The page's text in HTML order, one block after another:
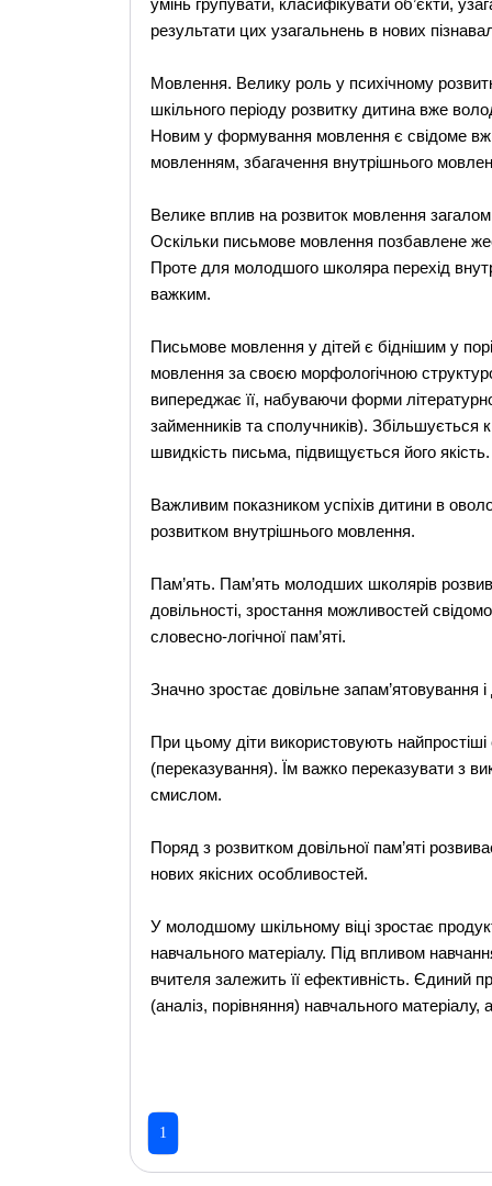
умінь групувати, класифікувати об’єкти,
результати цих узагальнень в нових
Мовлення. Велику роль у психічному
шкільного періоду розвитку дитина вже
Новим у формування мовлення є свідоме
мовленням, збагачення внутрішнього
Велике вплив на розвиток мовлення
Оскільки письмове мовлення позбавлене
Проте для молодшого школяра перехід
важким.
Письмове мовлення у дітей є біднішим у
мовлення за своєю морфологічною
випереджає її, набуваючи форми
займенників та сполучників). Збільшується
швидкість письма, підвищується його якість.
Важливим показником успіхів дитини в
розвитком внутрішнього мовлення.
Пам’ять. Пам’ять молодших школярів
довільності, зростання можливостей
словесно-логічної пам’яті.
Значно зростає довільне запам’ятовування
При цьому діти використовують найпростіші
(переказування). Їм важко переказувати з
смислом.
Поряд з розвитком довільної пам’яті
нових якісних особливостей.
У молодшому шкільному віці зростає
навчального матеріалу. Під впливом
вчителя залежить її ефективність. Єдиний
(аналіз, порівняння) навчального
1